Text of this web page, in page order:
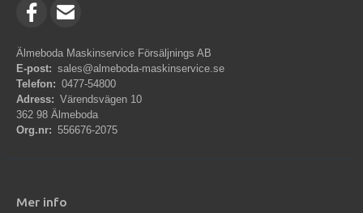
Älmeboda Maskinservice Försäljnings AB
E-post: sales@almeboda-maskinservice.se
Telefon: 0477-54800
Adress: Värendsvägen 10
362 98 Älmeboda
Org.nr: 556676-2075
Mer info